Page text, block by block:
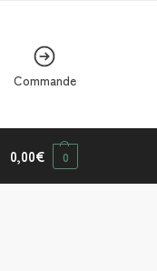
Commande
0,00€ 0